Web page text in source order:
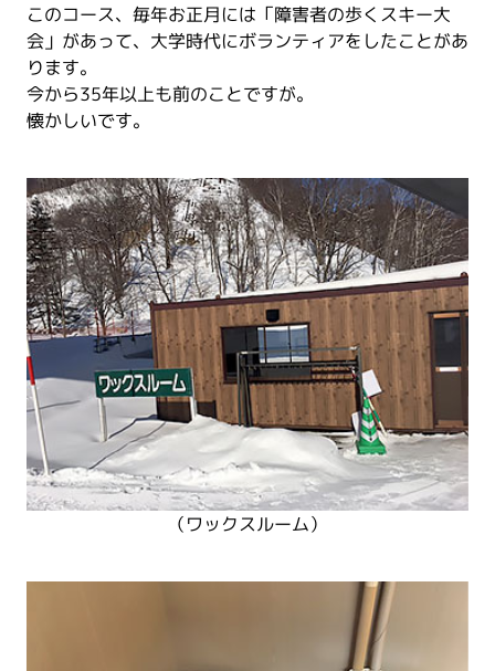
このコース、毎年お正月には「障害者の歩くスキー大
会」があって、大学時代にボランティアをしたことがあ
ります。
今から35年以上も前のことですが。
懐かしいです。
（ワックスルーム）